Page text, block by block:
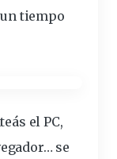
tiempo
el PC,
se